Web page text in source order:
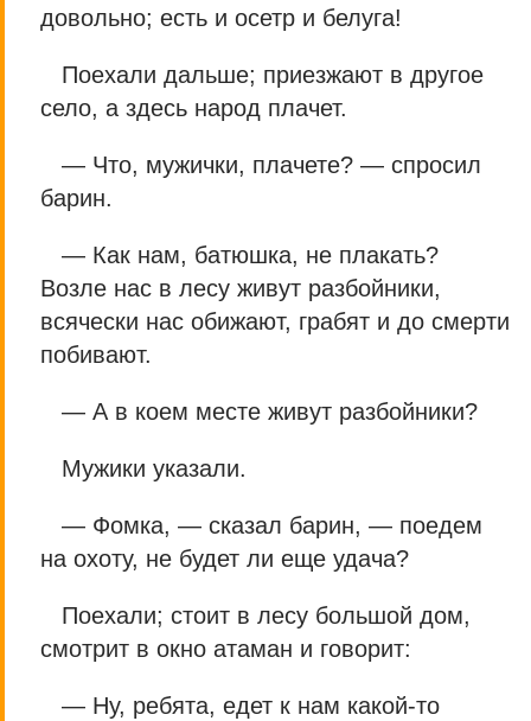
довольно; есть и осетр и белуга!
Поехали дальше; приезжают в другое
село, а здесь народ плачет.
— Что, мужички, плачете? — спросил
барин.
— Как нам, батюшка, не плакать?
Возле нас в лесу живут разбойники,
всячески нас обижают, грабят и до смерти
побивают.
— А в коем месте живут разбойники?
Мужики указали.
— Фомка, — сказал барин, — поедем
на охоту, не будет ли еще удача?
Поехали; стоит в лесу большой дом,
смотрит в окно атаман и говорит:
— Ну, ребята, едет к нам какой-то